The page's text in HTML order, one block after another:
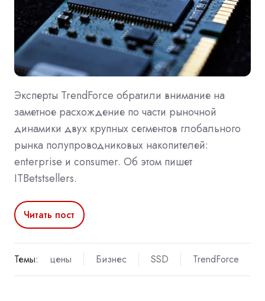
Эксперты TrendForce обратили внимание на
заметное расхождение по части рыночной
динамики двух крупных сегментов глобального
рынка полупроводниковых накопителей:
enterprise и consumer. Об этом пишет
ITBetstsellers.
Читать пост
Темы: цены Бизнес SSD TrendForce